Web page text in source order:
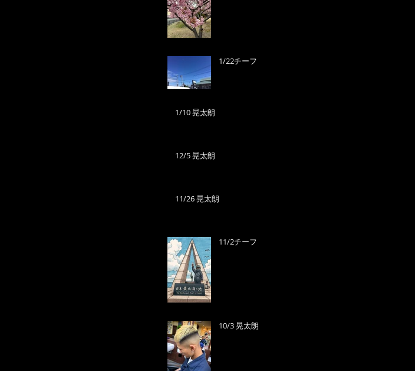
1/22チーフ
1/10 晃太朗
12/5 晃太朗
11/26 晃太朗
11/2チーフ
10/3 晃太朗